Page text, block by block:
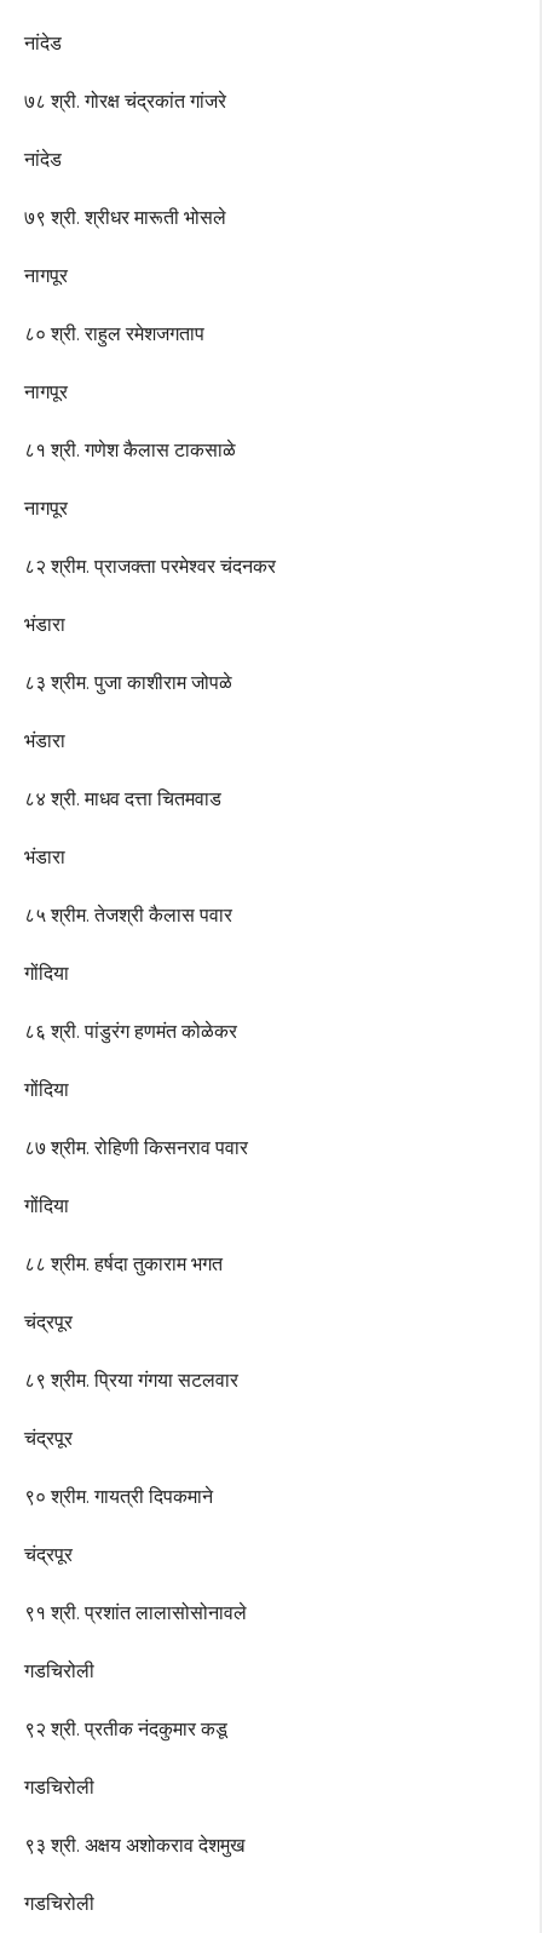
नांदेड
७८ श्री. गोरक्ष चंद्रकांत गांजरे
नांदेड
७९ श्री. श्रीधर मारूती भोसले
नागपूर
८० श्री. राहुल रमेशजगताप
नागपूर
८१ श्री. गणेश कैलास टाकसाळे
नागपूर
८२ श्रीम. प्राजक्ता परमेश्वर चंदनकर
भंडारा
८३ श्रीम. पुजा काशीराम जोपळे
भंडारा
८४ श्री. माधव दत्ता चितमवाड
भंडारा
८५ श्रीम. तेजश्री कैलास पवार
गोंदिया
८६ श्री. पांडुरंग हणमंत कोळेकर
गोंदिया
८७ श्रीम. रोहिणी किसनराव पवार
गोंदिया
८८ श्रीम. हर्षदा तुकाराम भगत
चंद्रपूर
८९ श्रीम. प्रिया गंगया सटलवार
चंद्रपूर
९० श्रीम. गायत्री दिपकमाने
चंद्रपूर
९१ श्री. प्रशांत लालासोसोनावले
गडचिरोली
९२ श्री. प्रतीक नंदकुमार कडू
गडचिरोली
९३ श्री. अक्षय अशोकराव देशमुख
गडचिरोली